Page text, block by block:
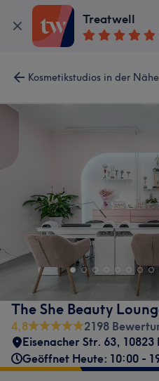
Treatwell
Kosmetikstudios in der Nähe
The She Beauty
4,8
2198
Eisenacher Str. 63,
Geöffnet Heute: 10:00 -